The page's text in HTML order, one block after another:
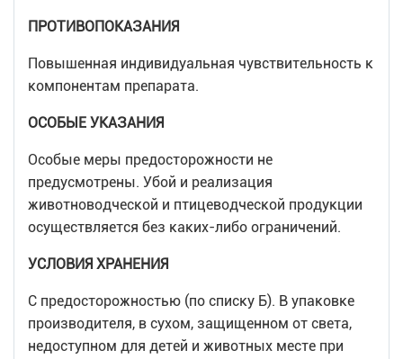
ПРОТИВОПОКАЗАНИЯ
Повышенная индивидуальная чувствительность к
компонентам препарата.
ОСОБЫЕ УКАЗАНИЯ
Особые меры предосторожности не
предусмотрены. Убой и реализация
животноводческой и птицеводческой продукции
осуществляется без каких-либо ограничений.
УСЛОВИЯ ХРАНЕНИЯ
С предосторожностью (по списку Б). В упаковке
производителя, в сухом, защищенном от света,
недоступном для детей и животных месте при